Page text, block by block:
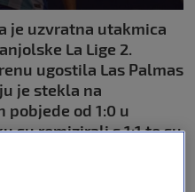
je uzvratna utakmica
La Lige 2.
ugostila Las Palmas
je stekla na
pobjede od 1:0 u
su remizirali s 1:1 te su